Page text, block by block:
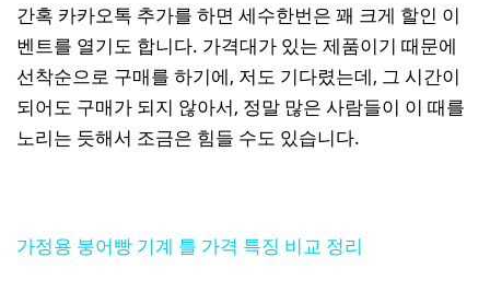
간혹 카카오톡 추가를 하면 세수한번은 꽤 크게 할인 이
벤트를 열기도 합니다. 가격대가 있는 제품이기 때문에
선착순으로 구매를 하기에, 저도 기다렸는데, 그 시간이
되어도 구매가 되지 않아서, 정말 많은 사람들이 이 때를
노리는 듯해서 조금은 힘들 수도 있습니다.
가정용 붕어빵 기계 틀 가격 특징 비교 정리